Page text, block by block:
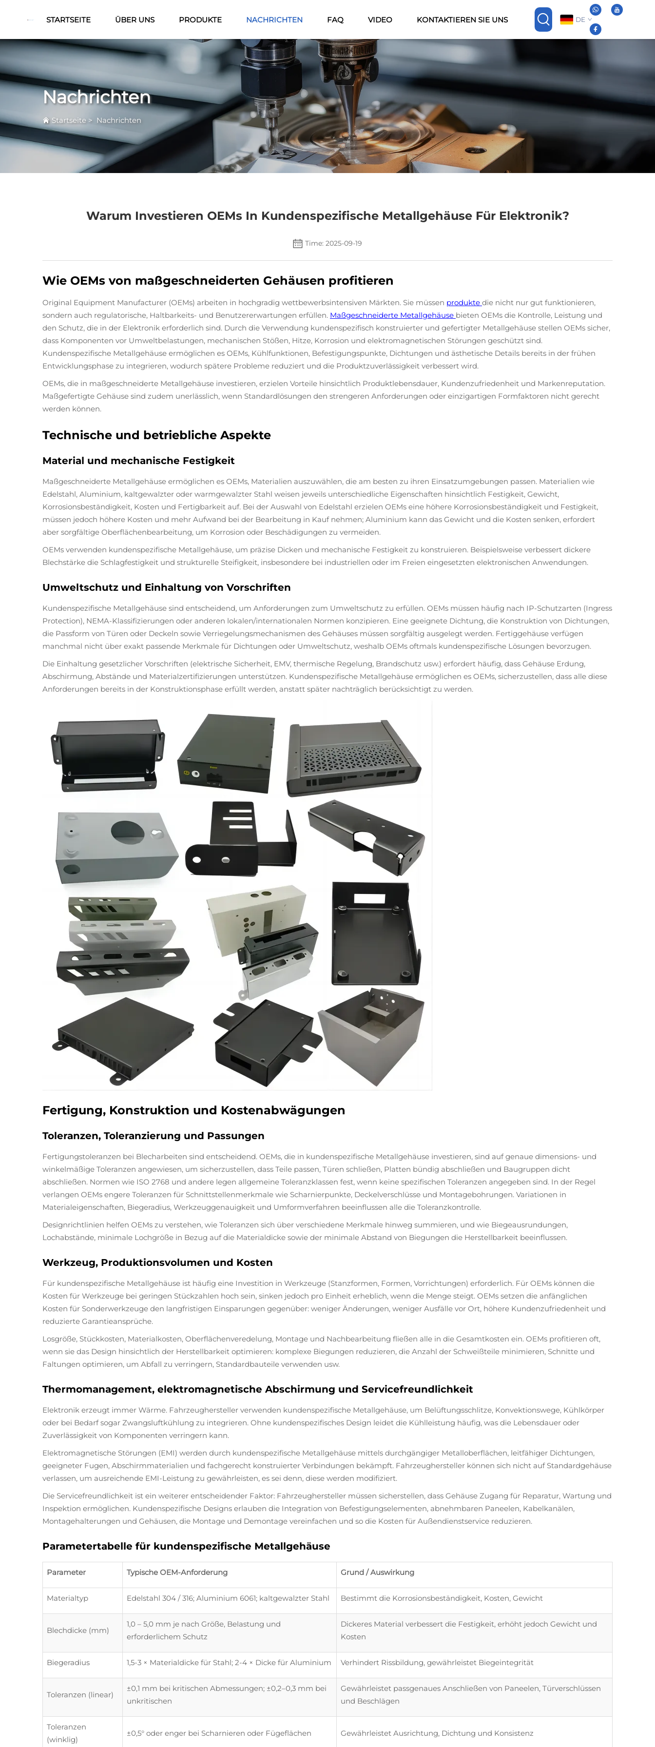
STARTSEITE ÜBER UNS PRODUKTE NACHRICHTEN FAQ VIDEO KONTAKTIEREN SIE UNS DE
Nachrichten
Startseite > Nachrichten
Warum Investieren OEMs In Kundenspezifische Metallgehäuse Für Elektronik?
Time: 2025-09-19
Wie OEMs von maßgeschneiderten Gehäusen profitieren
Original Equipment Manufacturer (OEMs) arbeiten in hochgradig wettbewerbsintensiven Märkten. Sie müssen produkte die nicht nur gut funktionieren,
sondern auch regulatorische, Haltbarkeits- und Benutzererwartungen erfüllen. Maßgeschneiderte Metallgehäuse bieten OEMs die Kontrolle, Leistung und
den Schutz, die in der Elektronik erforderlich sind. Durch die Verwendung kundenspezifisch konstruierter und gefertigter Metallgehäuse stellen OEMs sicher,
dass Komponenten vor Umweltbelastungen, mechanischen Stößen, Hitze, Korrosion und elektromagnetischen Störungen geschützt sind.
Kundenspezifische Metallgehäuse ermöglichen es OEMs, Kühlfunktionen, Befestigungspunkte, Dichtungen und ästhetische Details bereits in der frühen
Entwicklungsphase zu integrieren, wodurch spätere Probleme reduziert und die Produktzuverlässigkeit verbessert wird.
OEMs, die in maßgeschneiderte Metallgehäuse investieren, erzielen Vorteile hinsichtlich Produktlebensdauer, Kundenzufriedenheit und Markenreputation.
Maßgefertigte Gehäuse sind zudem unerlässlich, wenn Standardlösungen den strengeren Anforderungen oder einzigartigen Formfaktoren nicht gerecht
werden können.
Technische und betriebliche Aspekte
Material und mechanische Festigkeit
Maßgeschneiderte Metallgehäuse ermöglichen es OEMs, Materialien auszuwählen, die am besten zu ihren Einsatzumgebungen passen. Materialien wie
Edelstahl, Aluminium, kaltgewalzter oder warmgewalzter Stahl weisen jeweils unterschiedliche Eigenschaften hinsichtlich Festigkeit, Gewicht,
Korrosionsbeständigkeit, Kosten und Fertigbarkeit auf. Bei der Auswahl von Edelstahl erzielen OEMs eine höhere Korrosionsbeständigkeit und Festigkeit,
müssen jedoch höhere Kosten und mehr Aufwand bei der Bearbeitung in Kauf nehmen; Aluminium kann das Gewicht und die Kosten senken, erfordert
aber sorgfältige Oberflächenbearbeitung, um Korrosion oder Beschädigungen zu vermeiden.
OEMs verwenden kundenspezifische Metallgehäuse, um präzise Dicken und mechanische Festigkeit zu konstruieren. Beispielsweise verbessert dickere
Blechstärke die Schlagfestigkeit und strukturelle Steifigkeit, insbesondere bei industriellen oder im Freien eingesetzten elektronischen Anwendungen.
Umweltschutz und Einhaltung von Vorschriften
Kundenspezifische Metallgehäuse sind entscheidend, um Anforderungen zum Umweltschutz zu erfüllen. OEMs müssen häufig nach IP-Schutzarten (Ingress
Protection), NEMA-Klassifizierungen oder anderen lokalen/internationalen Normen konzipieren. Eine geeignete Dichtung, die Konstruktion von Dichtungen,
die Passform von Türen oder Deckeln sowie Verriegelungsmechanismen des Gehäuses müssen sorgfältig ausgelegt werden. Fertiggehäuse verfügen
manchmal nicht über exakt passende Merkmale für Dichtungen oder Umweltschutz, weshalb OEMs oftmals kundenspezifische Lösungen bevorzugen.
Die Einhaltung gesetzlicher Vorschriften (elektrische Sicherheit, EMV, thermische Regelung, Brandschutz usw.) erfordert häufig, dass Gehäuse Erdung,
Abschirmung, Abstände und Materialzertifizierungen unterstützen. Kundenspezifische Metallgehäuse ermöglichen es OEMs, sicherzustellen, dass alle diese
Anforderungen bereits in der Konstruktionsphase erfüllt werden, anstatt später nachträglich berücksichtigt zu werden.
Fertigung, Konstruktion und Kostenabwägungen
Toleranzen, Toleranzierung und Passungen
Fertigungstoleranzen bei Blecharbeiten sind entscheidend. OEMs, die in kundenspezifische Metallgehäuse investieren, sind auf genaue dimensions- und
winkelmäßige Toleranzen angewiesen, um sicherzustellen, dass Teile passen, Türen schließen, Platten bündig abschließen und Baugruppen dicht
abschließen. Normen wie ISO 2768 und andere legen allgemeine Toleranzklassen fest, wenn keine spezifischen Toleranzen angegeben sind. In der Regel
verlangen OEMs engere Toleranzen für Schnittstellenmerkmale wie Scharnierpunkte, Deckelverschlüsse und Montagebohrungen. Variationen in
Materialeigenschaften, Biegeradius, Werkzeuggenauigkeit und Umformverfahren beeinflussen alle die Toleranzkontrolle.
Designrichtlinien helfen OEMs zu verstehen, wie Toleranzen sich über verschiedene Merkmale hinweg summieren, und wie Biegeausrundungen,
Lochabstände, minimale Lochgröße in Bezug auf die Materialdicke sowie der minimale Abstand von Biegungen die Herstellbarkeit beeinflussen.
Werkzeug, Produktionsvolumen und Kosten
Für kundenspezifische Metallgehäuse ist häufig eine Investition in Werkzeuge (Stanzformen, Formen, Vorrichtungen) erforderlich. Für OEMs können die
Kosten für Werkzeuge bei geringen Stückzahlen hoch sein, sinken jedoch pro Einheit erheblich, wenn die Menge steigt. OEMs setzen die anfänglichen
Kosten für Sonderwerkzeuge den langfristigen Einsparungen gegenüber: weniger Änderungen, weniger Ausfälle vor Ort, höhere Kundenzufriedenheit und
reduzierte Garantieansprüche.
Losgröße, Stückkosten, Materialkosten, Oberflächenveredelung, Montage und Nachbearbeitung fließen alle in die Gesamtkosten ein. OEMs profitieren oft,
wenn sie das Design hinsichtlich der Herstellbarkeit optimieren: komplexe Biegungen reduzieren, die Anzahl der Schweißteile minimieren, Schnitte und
Faltungen optimieren, um Abfall zu verringern, Standardbauteile verwenden usw.
Thermomanagement, elektromagnetische Abschirmung und Servicefreundlichkeit
Elektronik erzeugt immer Wärme. Fahrzeughersteller verwenden kundenspezifische Metallgehäuse, um Belüftungsschlitze, Konvektionswege, Kühlkörper
oder bei Bedarf sogar Zwangsluftkühlung zu integrieren. Ohne kundenspezifisches Design leidet die Kühlleistung häufig, was die Lebensdauer oder
Zuverlässigkeit von Komponenten verringern kann.
Elektromagnetische Störungen (EMI) werden durch kundenspezifische Metallgehäuse mittels durchgängiger Metalloberflächen, leitfähiger Dichtungen,
geeigneter Fugen, Abschirmmaterialien und fachgerecht konstruierter Verbindungen bekämpft. Fahrzeughersteller können sich nicht auf Standardgehäuse
verlassen, um ausreichende EMI-Leistung zu gewährleisten, es sei denn, diese werden modifiziert.
Die Servicefreundlichkeit ist ein weiterer entscheidender Faktor: Fahrzeughersteller müssen sicherstellen, dass Gehäuse Zugang für Reparatur, Wartung und
Inspektion ermöglichen. Kundenspezifische Designs erlauben die Integration von Befestigungselementen, abnehmbaren Paneelen, Kabelkanälen,
Montagehalterungen und Gehäusen, die Montage und Demontage vereinfachen und so die Kosten für Außendienstservice reduzieren.
Parametertabelle für kundenspezifische Metallgehäuse
Parameter Typische OEM-Anforderung Grund / Auswirkung
Materialtyp Edelstahl 304 / 316; Aluminium 6061; kaltgewalzter Stahl Bestimmt die Korrosionsbeständigkeit, Kosten, Gewicht
Blechdicke (mm)
1,0 – 5,0 mm je nach Größe, Belastung und
erforderlichem Schutz
Dickeres Material verbessert die Festigkeit, erhöht jedoch Gewicht und
Kosten
Biegeradius 1,5-3 × Materialdicke für Stahl; 2-4 × Dicke für Aluminium Verhindert Rissbildung, gewährleistet Biegeintegrität
Toleranzen (linear)
±0,1 mm bei kritischen Abmessungen; ±0,2–0,3 mm bei
unkritischen
Gewährleistet passgenaues Anschließen von Paneelen, Türverschlüssen
und Beschlägen
Toleranzen
(winklig)
±0,5° oder enger bei Scharnieren oder Fügeflächen Gewährleistet Ausrichtung, Dichtung und Konsistenz